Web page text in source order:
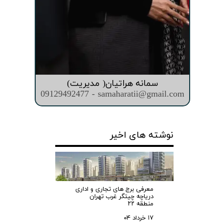
سمانه هراتیان( مدیریت)
09129492477 - samaharatii@gmail.com
نوشته های اخیر
معرفی برج های تجاری و اداری
دریاچه چیتگر غرب تهران
منطقه ۲۲
۱۷ خرداد ۰۴